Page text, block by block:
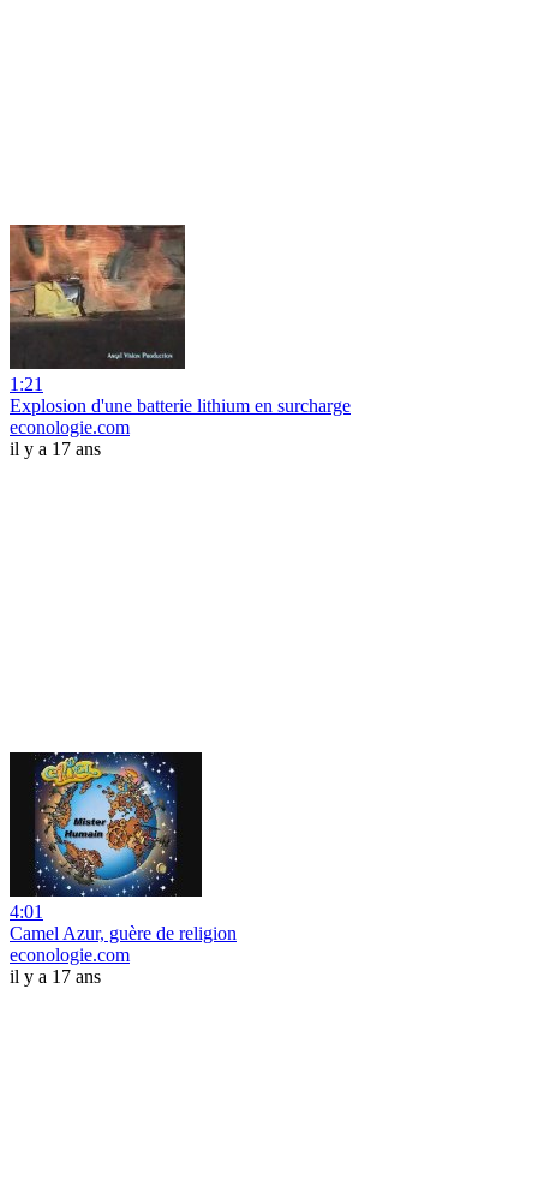
1:21
Explosion d'une batterie lithium en surcharge
econologie.com
il y a 17 ans
4:01
Camel Azur, guère de religion
econologie.com
il y a 17 ans